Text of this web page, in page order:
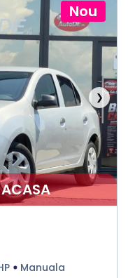
Nou
❯
ACASA
Manuala